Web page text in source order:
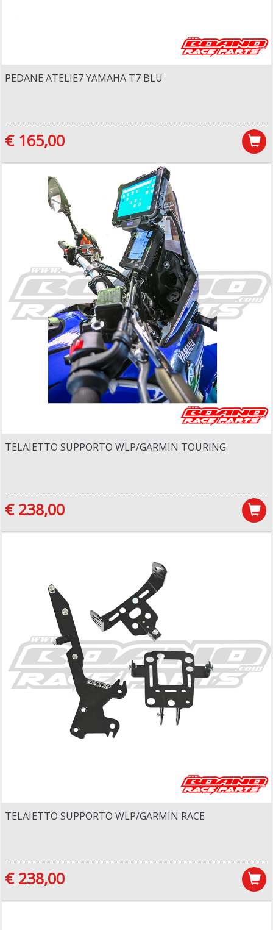
PEDANE ATELIE7 YAMAHA T7 BLU
€ 165,00
TELAIETTO SUPPORTO WLP/GARMIN TOURING
€ 238,00
TELAIETTO SUPPORTO WLP/GARMIN RACE
€ 238,00